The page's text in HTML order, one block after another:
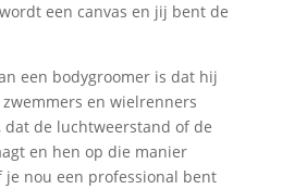
een canvas en jij bent de
een bodygroomer is dat hij
en wielrenners
de luchtweerstand of de
en hen op die manier
je nou een professional bent